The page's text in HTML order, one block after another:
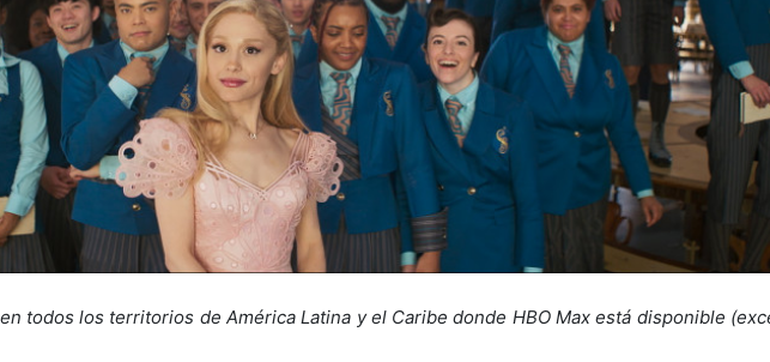
todos los territorios de América Latina y el Caribe donde HBO Max está disponible